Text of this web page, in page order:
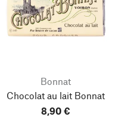
Bonnat
Chocolat au lait Bonnat
8,90 €